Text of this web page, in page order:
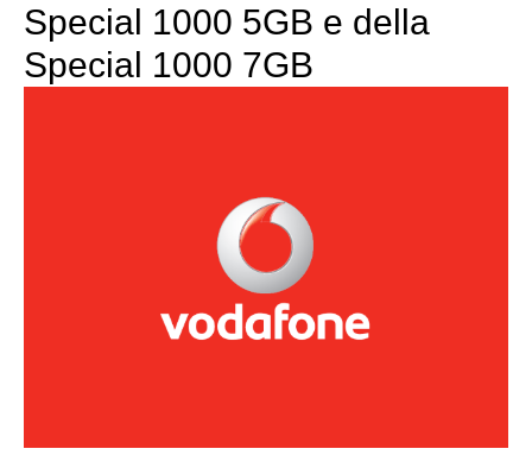
Special 1000 5GB e della
Special 1000 7GB